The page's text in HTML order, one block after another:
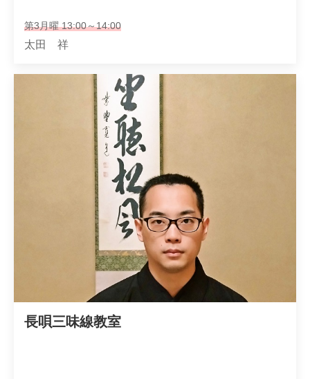
第3月曜 13:00～14:00
太田 祥
長唄三味線教室